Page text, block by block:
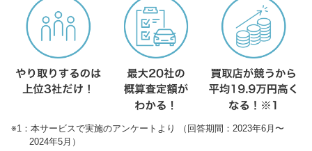
※1：本サービスで実施のアンケートより （回答期間：2023年6月〜
2024年5月）